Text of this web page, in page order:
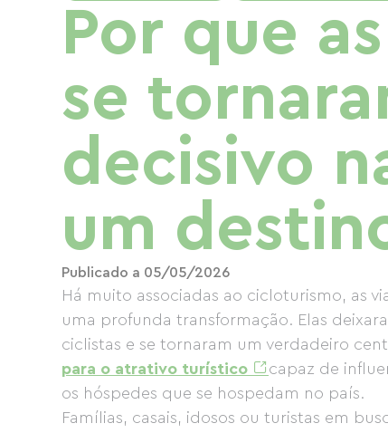
Por que
se
decisivo
um
Publicado a 05/05/2026
Há muito associadas ao cicloturismo, as
uma profunda transformação. Elas
ciclistas e se tornaram um verdadeiro
para o atrativo turístico
capaz de
os hóspedes que se hospedam no país.
Famílias, casais, idosos ou turistas em